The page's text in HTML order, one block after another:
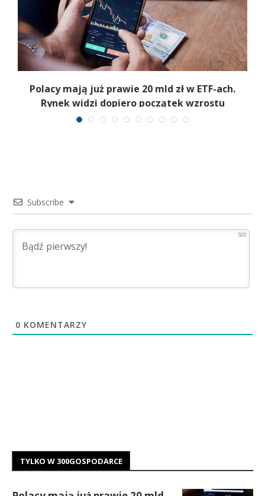
Polacy mają już prawie 20 mld zł w ETF-ach.
Rynek widzi dopiero początek wzrostu
Subscribe
500
0 KOMENTARZY
TYLKO W 300GOSPODARCE